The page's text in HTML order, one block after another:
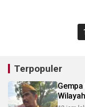
Terpopuler